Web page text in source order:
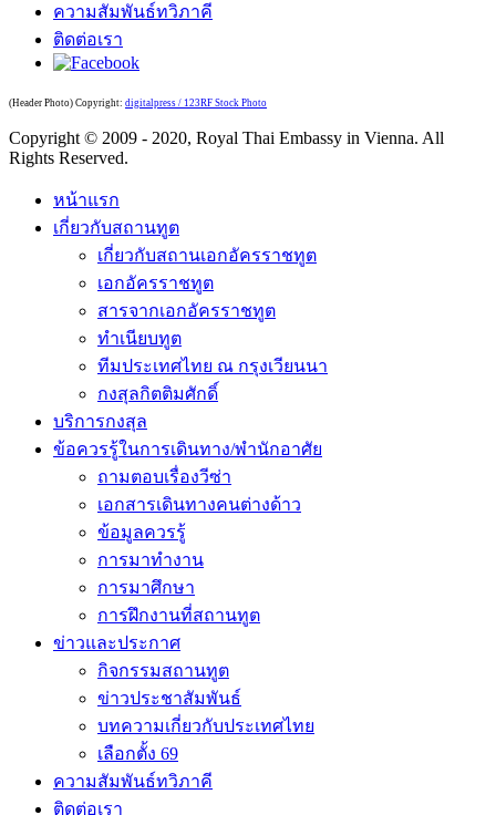
ความสัมพันธ์ทวิภาคี
ติดต่อเรา
(Header Photo) Copyright: digitalpress / 123RF Stock Photo
Copyright © 2009 - 2020, Royal Thai Embassy in Vienna. All
Rights Reserved.
หน้าแรก
เกี่ยวกับสถานทูต
เกี่ยวกับสถานเอกอัครราชทูต
เอกอัครราชทูต
สารจากเอกอัครราชทูต
ทำเนียบทูต
ทีมประเทศไทย ณ กรุงเวียนนา
กงสุลกิตติมศักดิ์
บริการกงสุล
ข้อควรรู้ในการเดินทาง/พำนักอาศัย
ถามตอบเรื่องวีซ่า
เอกสารเดินทางคนต่างด้าว
ข้อมูลควรรู้
การมาทำงาน
การมาศึกษา
การฝึกงานที่สถานทูต
ข่าวและประกาศ
กิจกรรมสถานทูต
ข่าวประชาสัมพันธ์
บทความเกี่ยวกับประเทศไทย
เลือกตั้ง 69
ความสัมพันธ์ทวิภาคี
ติดต่อเรา